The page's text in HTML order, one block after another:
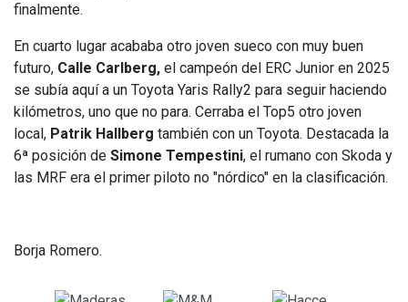
finalmente.
En cuarto lugar acababa otro joven sueco con muy buen
futuro, Calle Carlberg, el campeón del ERC Junior en 2025
se subía aquí a un Toyota Yaris Rally2 para seguir haciendo
kilómetros, uno que no para. Cerraba el Top5 otro joven
local, Patrik Hallberg también con un Toyota. Destacada la
6ª posición de Simone Tempestini, el rumano con Skoda y
las MRF era el primer piloto no "nórdico" en la clasificación.
Borja Romero.